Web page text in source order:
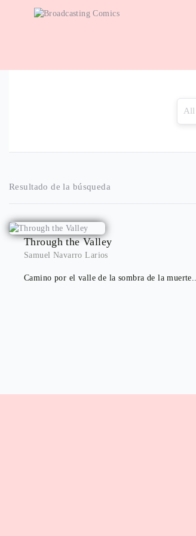
Resultado de la búsqueda
Through the Valley
Samuel Navarro Larios
Camino por el valle de la sombra de la muerte...